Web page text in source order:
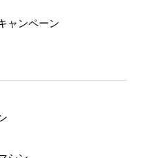
ャンペーン